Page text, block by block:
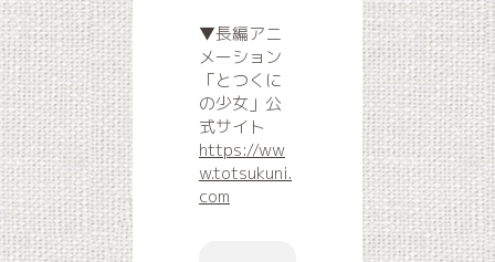
▼長編アニ
メーション
「とつくに
の少女」公
式サイト
https://ww
w.totsukuni.
com